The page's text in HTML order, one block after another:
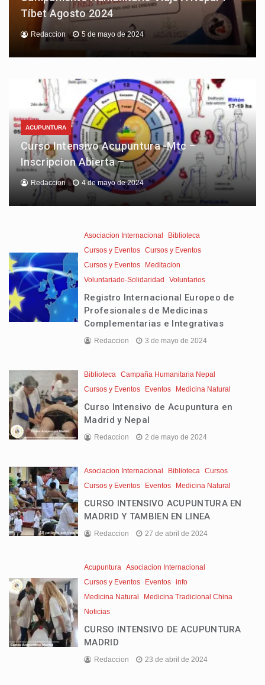
Tíbet Agosto 2024
Redaccion 5 de mayo de 2024
ACUPUNTURA
Curso Intensivo Acupuntura -Mtc –
Inscripcion Abierta –
Redaccion 4 de mayo de 2024
Asociacion Internacional
Biblioteca
Cursos y Eventos Cursos y Eventos
Cursos y Eventos
Meditacion
Voluntariado-Solidaridad
Voluntarios
Registro Internacional Europeo de
Profesionales de Medicinas
Complementarias e Integrativas
Redaccion 3 de mayo de 2024
Biblioteca Campaña Humanitaria Nepal
Cursos y Eventos
Eventos Medicina Natural
Curso Intensivo de Acupuntura en
Madrid y Nepal
Redaccion 2 de mayo de 2024
Asociacion Internacional Biblioteca Cursos
Cursos y Eventos
Eventos Medicina Natural
CURSO INTENSIVO ACUPUNTURA EN
MADRID Y TAMBIEN EN LINEA
Redaccion 27 de abril de 2024
Acupuntura Asociacion Internacional
Cursos y Eventos
Eventos info
Medicina Natural
Medicina Tradicional China
Noticias
CURSO INTENSIVO DE ACUPUNTURA
MADRID
Redaccion 23 de abril de 2024